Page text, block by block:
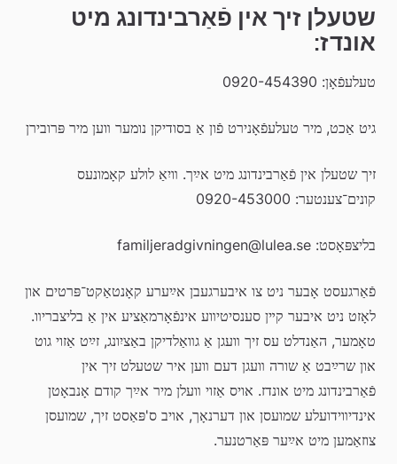
אונדז:
טעלעפֿאָן: 0920-454390
גיט אַכט, מיר טעלעפֿאָנירט פֿון אַ בסודיקן נומער װען מיר פּרובירן
קונים־צענטער: 0920-453000
בליצפּאָסט: familjeradgivningen@lulea.se
צוזאַמען מיט אײַער פּאַרטנער.